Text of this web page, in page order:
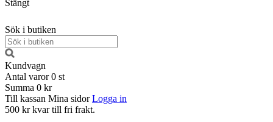
Stängt
Sök i butiken
Kundvagn
Antal varor 0 st
Summa 0 kr
Till kassan Mina sidor Logga in
500 kr kvar till fri frakt.